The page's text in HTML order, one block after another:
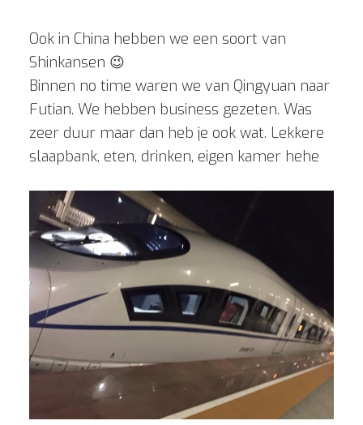
Ook in China hebben we een soort van
Shinkansen 😉
Binnen no time waren we van Qingyuan naar
Futian. We hebben business gezeten. Was
zeer duur maar dan heb je ook wat. Lekkere
slaapbank, eten, drinken, eigen kamer hehe